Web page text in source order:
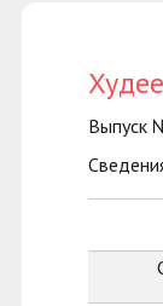
Выпуск